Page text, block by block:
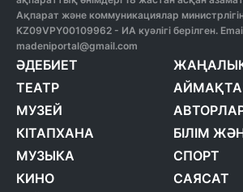
Ақпарат және коммуникациялар
KZ09VPY00109962 - ИА куәлігі берілген.
madeniportal@gmail.com
ӘДЕБИЕТ
ТЕАТР
МУЗЕЙ
КІТАПХАНА
МУЗЫКА
КИНО
БІЛІМ
СПОРТ
САЯСАТ